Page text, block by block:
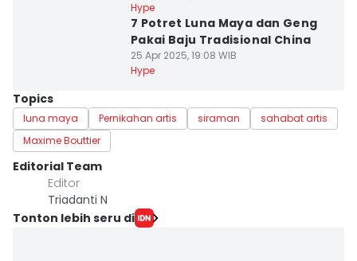
Hype
7 Potret Luna Maya dan Geng
Pakai Baju Tradisional China
25 Apr 2025, 19:08 WIB
Hype
Topics
luna maya Pernikahan artis siraman
sahabat artis
Maxime Bouttier
Editorial Team
Editor
Triadanti N
Tonton lebih seru di